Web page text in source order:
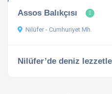
Assos Balıkçısı
Nilüfer - Cumhuriyet Mh.
Nilüfer’de deniz